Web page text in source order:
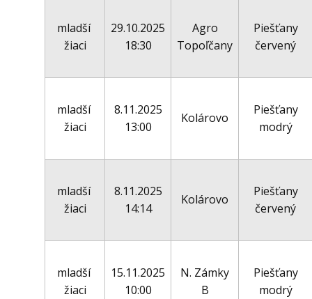
mladší
žiaci
29.10.2025
18:30
Agro
Topoľčany
Piešťany
červený
mladší
žiaci
8.11.2025
13:00
Kolárovo
Piešťany
modrý
mladší
žiaci
8.11.2025
14:14
Kolárovo
Piešťany
červený
mladší
žiaci
15.11.2025
10:00
N. Zámky
B
Piešťany
modrý